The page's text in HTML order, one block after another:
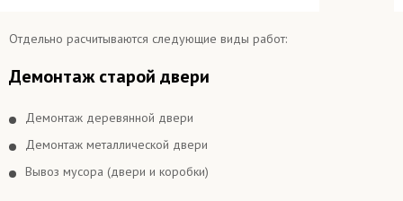
Отдельно расчитываются следующие виды работ:
Демонтаж старой двери
Демонтаж деревянной двери
Демонтаж металлической двери
Вывоз мусора (двери и коробки)